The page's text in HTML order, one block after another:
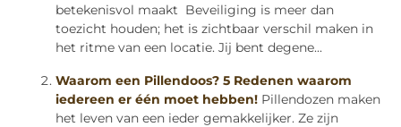
betekenisvol maakt Beveiliging is meer dan
toezicht houden; het is zichtbaar verschil maken in
het ritme van een locatie. Jij bent degene...
Waarom een Pillendoos? 5 Redenen waarom
iedereen er één moet hebben! Pillendozen maken
het leven van een ieder gemakkelijker. Ze zijn